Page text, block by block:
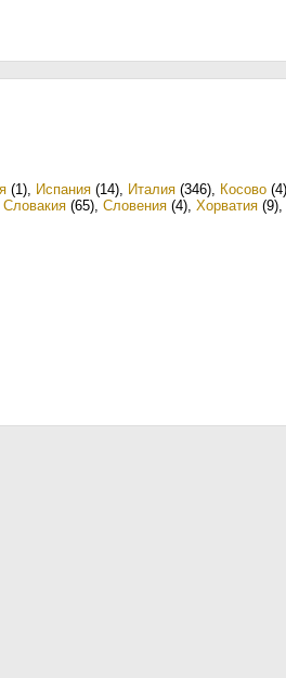
(1), Испания (14), Италия (346), Косово (4)
Словакия (65), Словения (4), Хорватия (9),